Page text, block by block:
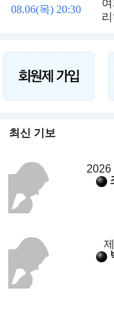
08.06(목) 20:30
최신 기보
2026